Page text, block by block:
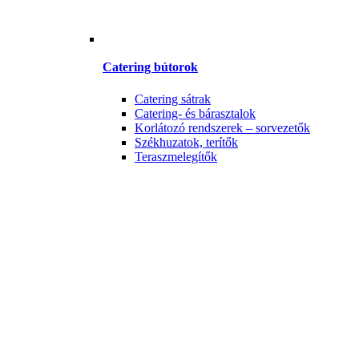
Catering bútorok
Catering sátrak
Catering- és bárasztalok
Korlátozó rendszerek – sorvezetők
Székhuzatok, terítők
Teraszmelegítők